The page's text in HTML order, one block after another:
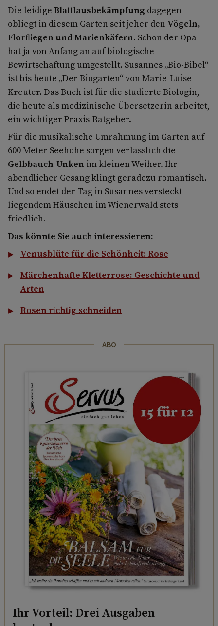
Die leidige Blattlausbekämpfung dagegen
obliegt in diesem Garten seit jeher den Vögeln,
Florﬂiegen und Marienkäfern. Schon der Opa
hat ja von Anfang an auf biologische
Bewirtschaftung umgestellt. Susannes „Bio-Bibel“
ist bis heute „Der Biogarten“ von Marie-Luise
Kreuter. Das Buch ist für die studierte Biologin,
die heute als medizinische Übersetzerin arbeitet,
ein wichtiger Praxis-Ratgeber.
Für die musikalische Umrahmung im Garten auf
600 Meter Seehöhe sorgen verlässlich die
Gelbbauch-Unken im kleinen Weiher. Ihr
abendlicher Gesang klingt geradezu romantisch.
Und so endet der Tag in Susannes versteckt
liegendem Häuschen im Wienerwald stets
friedlich.
Das könnte Sie auch interessieren:
Venusblüte für die Schönheit: Rose
Märchenhafte Kletterrose: Geschichte und
Arten
Rosen richtig schneiden
ABO
Ihr Vorteil: Drei Ausgaben